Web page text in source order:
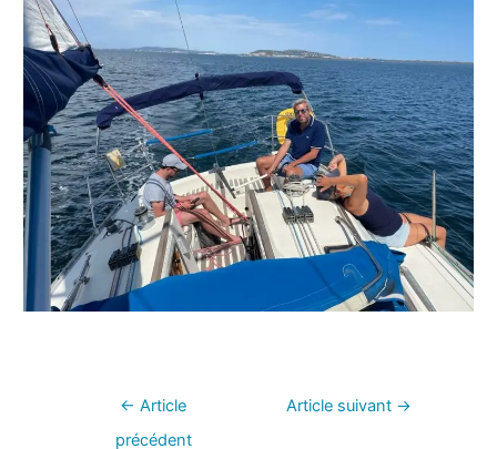
← Article
précédent
Article suivant →